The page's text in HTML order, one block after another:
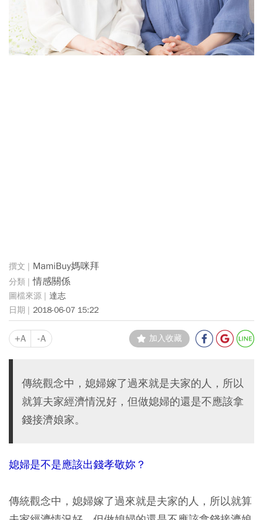
MamiBuy媽咪拜
情感關係
達志
2018-06-07 15:22
+A -A 加入收藏
傳統觀念中，媳婦嫁了過來就是夫家的人，所以
就算夫家經濟情況好，但做媳婦的還是不應該拿
錢接濟娘家。
媳婦是不是應該出錢孝敬妳？
傳統觀念中，媳婦嫁了過來就是夫家的人，所以就算